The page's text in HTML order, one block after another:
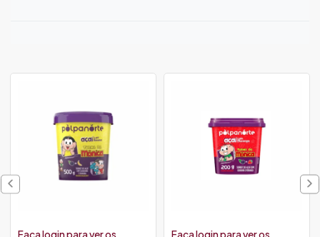
Faça login para ver os
Faça login para ver os